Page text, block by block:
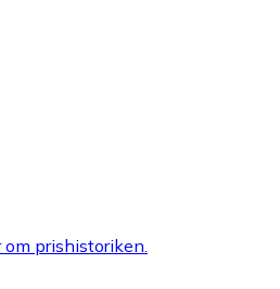
om prishistoriken.